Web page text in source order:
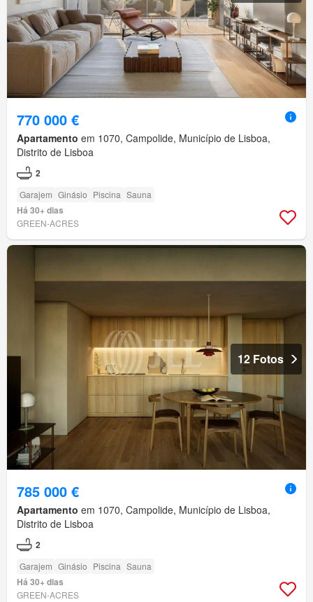
770 000 €
Apartamento em 1070, Campolide, Município de Lisboa,
Distrito de Lisboa
2
Garajem Ginásio Piscina Sauna
Há 30+ dias
GREEN-ACRES
12 Fotos
785 000 €
Apartamento em 1070, Campolide, Município de Lisboa,
Distrito de Lisboa
2
Garajem Ginásio Piscina Sauna
Há 30+ dias
GREEN-ACRES